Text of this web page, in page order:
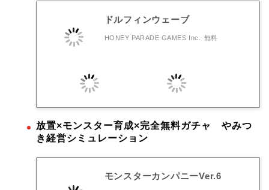
ドルフィンウェーブ
HONEY PARADE GAMES Inc. 無料
放置×モンスター育成×完全無料ガチャ やみつ
き経営シミュレーション
モンスターカンパニーVer.6